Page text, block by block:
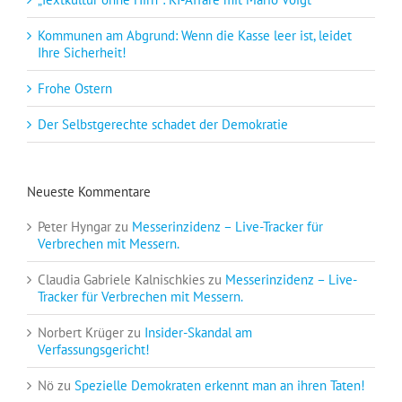
Kommunen am Abgrund: Wenn die Kasse leer ist, leidet
Ihre Sicherheit!
Frohe Ostern
Der Selbstgerechte schadet der Demokratie
Neueste Kommentare
Peter Hyngar zu Messerinzidenz – Live-Tracker für
Verbrechen mit Messern.
Claudia Gabriele Kalnischkies zu Messerinzidenz – Live-
Tracker für Verbrechen mit Messern.
Norbert Krüger zu Insider-Skandal am
Verfassungsgericht!
Nö zu Spezielle Demokraten erkennt man an ihren Taten!